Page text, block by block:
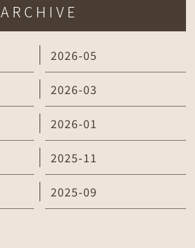
ARCHIVE
2026-05
2026-03
2026-01
2025-11
2025-09